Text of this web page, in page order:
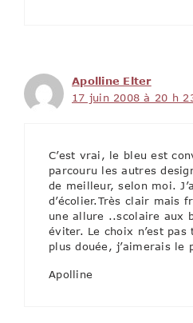
Apolline Elter
17 juin 2008 à 20 h
C’est vrai, le bleu est
parcouru les autres
de meilleur, selon moi.
d’écolier.Très clair mais
une allure ..scolaire aux
éviter. Le choix n’est
plus douée, j’aimerais le
Apolline